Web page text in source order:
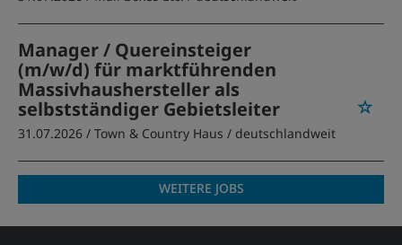
Manager / Quereinsteiger
(m/w/d) für marktführenden
Massivhaushersteller als
selbstständiger Gebietsleiter
31.07.2026 / Town & Country Haus / deutschlandweit
WEITERE JOBS